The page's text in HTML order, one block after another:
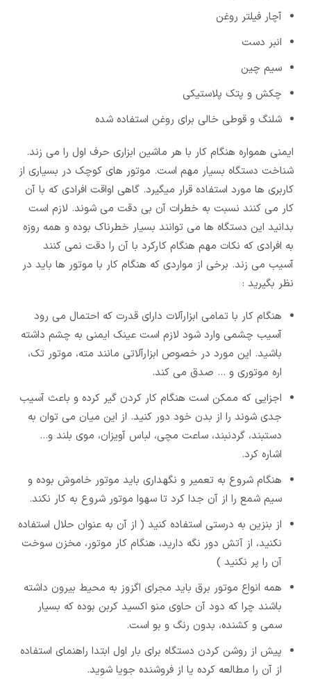
آچار فیلتر روغن
انبر دست
سیم چین
چکش و پتک پلاستیکی
شلنگ و قوطی خالی برای روغن استفاده شده
ایمنی همواره هنگام کار با هر ماشین ابزاری حرف اول را می زند.
شناخت دستگاه بسیار مهم است. موتور های کوچک در بسیاری از
کاربری ها مورد استفاده قرار میگیرد. گاهی اواقت افرادی که با آن
کار می کنند نسبت به خطرات آن بی دقت می شوند. لازم است
بدانید این دستگاه ها می توانند بسیار خطرناک بوده و همه روزه
به افرادی که نکات مهم هنگام کارکرد با آن را دقت نمی کنند
آسیب می زند. برخی از مواردی که هنگام کار با موتور ها باید در
نظر بگیرید :
هنگام کار با تمامی ابزارآلات دارای قدرت که احتمال می رود
آسیب چشمی وارد شود لازم است عینک ایمنی به چشم داشته
باشید. این مورد در خصوص ابزارآلاتی مانند مته، موتور تک،
اره موتوری و ... صدق می کند.
اجزایی که ممکن است هنگام کار کردن گیر کرده و باعث آسیب
جدی شوند را از بدن خود دور کنید. از این میان می توان به
دستبند، گردنبند، ساعت مچی، لباس آویزان، موی بلند و...
اشاره کرد.
هنگام شروع به تعمیر و نگهداری باید موتور خاموش بوده و
سیم شمع را از آن جدا کرد تا سهوا موتور شروع به کار نکند.
از بنزین به درستی استفاده کنید ( از آن به عنوان حلال استفاده
نکنید، از آتش دور نگه دارید، هنگام کار موتور، مخزن سوخت
آن را پر نکنید )
همه انواع موتور برق باید مجرای اگزوز به محیط بیرون داشته
باشند چرا که دود آن حاوی منو اکسید کربن بوده که بسیار
سمی و کشنده، بدون رنگ و بو است.
پیش از روشن کردن دستگاه برای بار اول ابتدا راهنمای استفاده
از آن را مطالعه کرده یا از فروشنده جویا شوید.